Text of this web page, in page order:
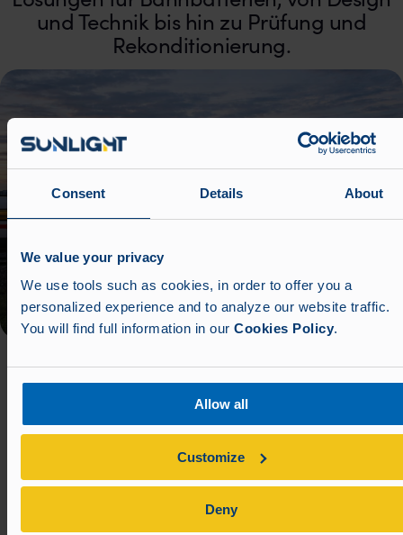
Consent Details About
We value your privacy
We use tools such as cookies, in order to offer you a
personalized experience and to analyze our website traffic.
You will find full information in our Cookies Policy.
Allow all
Customize
Deny
und Technik bis hin zu Prüfung und
Rekonditionierung.
Perfekte Passform
Fahrzeugarchitekturen